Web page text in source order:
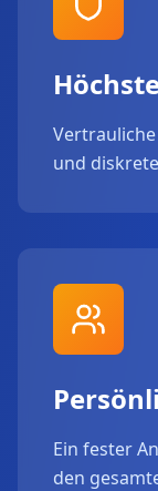
und
Ein fester
den